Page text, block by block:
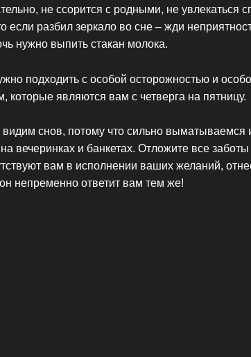
не ссорится с родными, не увлекаться
если разбил зеркало во сне – жди
нужно выпить стакан молока.
подходить с особой осторожностью и
которые являются вам с четверга на пятницу.
снов, потому что сильно выматываемся
вечеринках и банкетах. Отложите все
вам в исполнении ваших желаний,
непременно ответит вам тем же!